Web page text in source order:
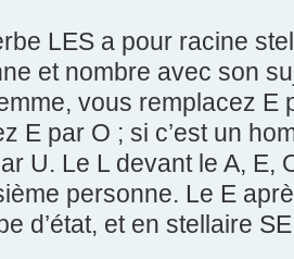
LES a pour racine
et nombre avec son
vous remplacez E
E par O ; si c’est un
U. Le L devant le A, E,
personne. Le E
d’état, et en stellaire